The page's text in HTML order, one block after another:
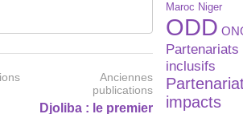
Anciennes
publications
Djoliba : le premier
Maroc Niger
ODD
Partenariats
inclusifs
impacts